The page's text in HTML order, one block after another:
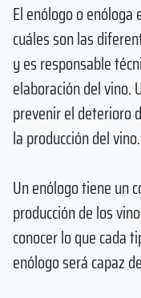
El enólogo o
cuáles son las
y es responsable
elaboración del vino.
prevenir el deterioro
la producción del vino.
Un enólogo tiene un
producción de los
conocer lo que cada
enólogo será capaz